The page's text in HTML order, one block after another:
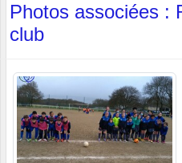
Photos associées :
club